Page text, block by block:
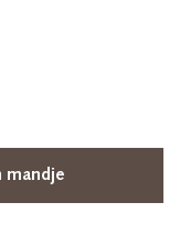
mandje